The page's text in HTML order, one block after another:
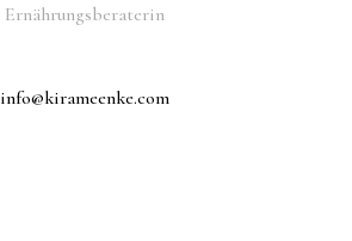
Ernährungsberaterin
info@kirameenke.com